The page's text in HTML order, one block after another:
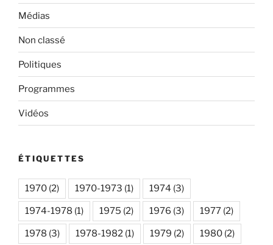
Médias
Non classé
Politiques
Programmes
Vidéos
ÉTIQUETTES
1970 (2) 1970-1973 (1) 1974 (3)
1974-1978 (1) 1975 (2) 1976 (3) 1977 (2)
1978 (3) 1978-1982 (1) 1979 (2) 1980 (2)